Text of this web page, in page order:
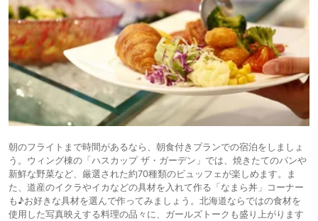
朝のフライトまで時間があるなら、朝食付きプランでの宿泊をしましょ
う。ウィング棟の「ハスカップ ザ・ガーデン」では、焼きたてのパンや
新鮮な野菜など、厳選された約70種類のビュッフェが楽しめます。ま
た、道産のイクラやイカなどの具材を入れて作る「なまら丼」コーナー
も♪お好きな具材を選んで作ってみましょう。北海道ならではの食材を
使用した写真映えする料理の品々に、ガールズトークも盛り上がります